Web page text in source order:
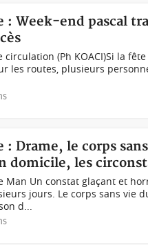
Week-end pascal
circulation (Ph KOACI)Si la
les routes, plusieurs
: Drame, le corps
domicile, les
Man Un constat glaçant et
jours. Le corps sans vie
d...